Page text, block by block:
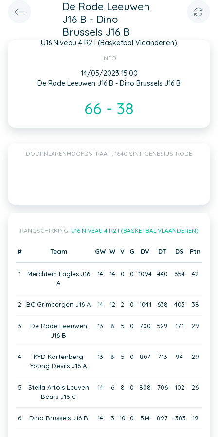
De Rode Leeuwen
J16 B - Dino
Brussels J16 B
U16 Niveau 4 R2 I (Basketbal Vlaanderen)
INFO
14/05/2023 15:00
De Rode Leeuwen J16 B - Dino Brussels J16 B
66 - 38
DOORNLARENHOOFDSTRAAT , 1640 SINT-GENESIUS-RODE
RANGSCHIKKING: U16 NIVEAU 4 R2 I (BASKETBAL VLAANDEREN)
# Team GW W V G DV DT DS Ptn
1
Merchtem Eagles J16
A
14 14 0 0 1094 440 654 42
2 BC Grimbergen J16 A 14 12 2 0 1041 638 403 38
3
De Rode Leeuwen
J16 B
13 8 5 0 700 529 171 29
4
KYD Kortenberg
Young Devils J16 A
13 8 5 0 807 713 94 29
5
Stella Artois Leuven
Bears J16 C
14 6 8 0 808 706 102 26
6 Dino Brussels J16 B 14 3 10 0 514 897 -383 19